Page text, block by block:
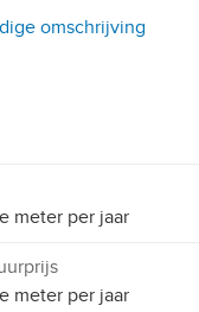
omschrijving
meter per jaar
meter per jaar